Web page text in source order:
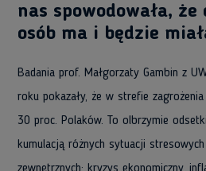
nas spowodowała,
osób ma i będzie
Badania prof. Małgorzaty Gambin z
roku pokazały, że w strefie
30 proc. Polaków. To olbrzymie
kumulacją różnych sytuacji